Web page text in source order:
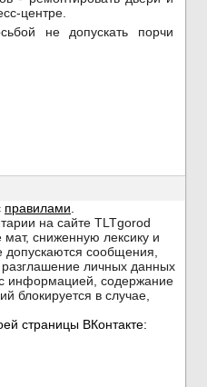
центре.
не допускать порчи